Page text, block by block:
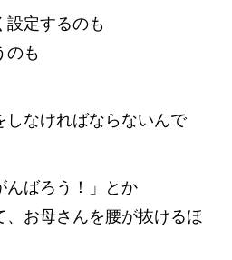
設定するのも
のも
しなければならないんで
んばろう！」とか
、お母さんを腰が抜けるほ